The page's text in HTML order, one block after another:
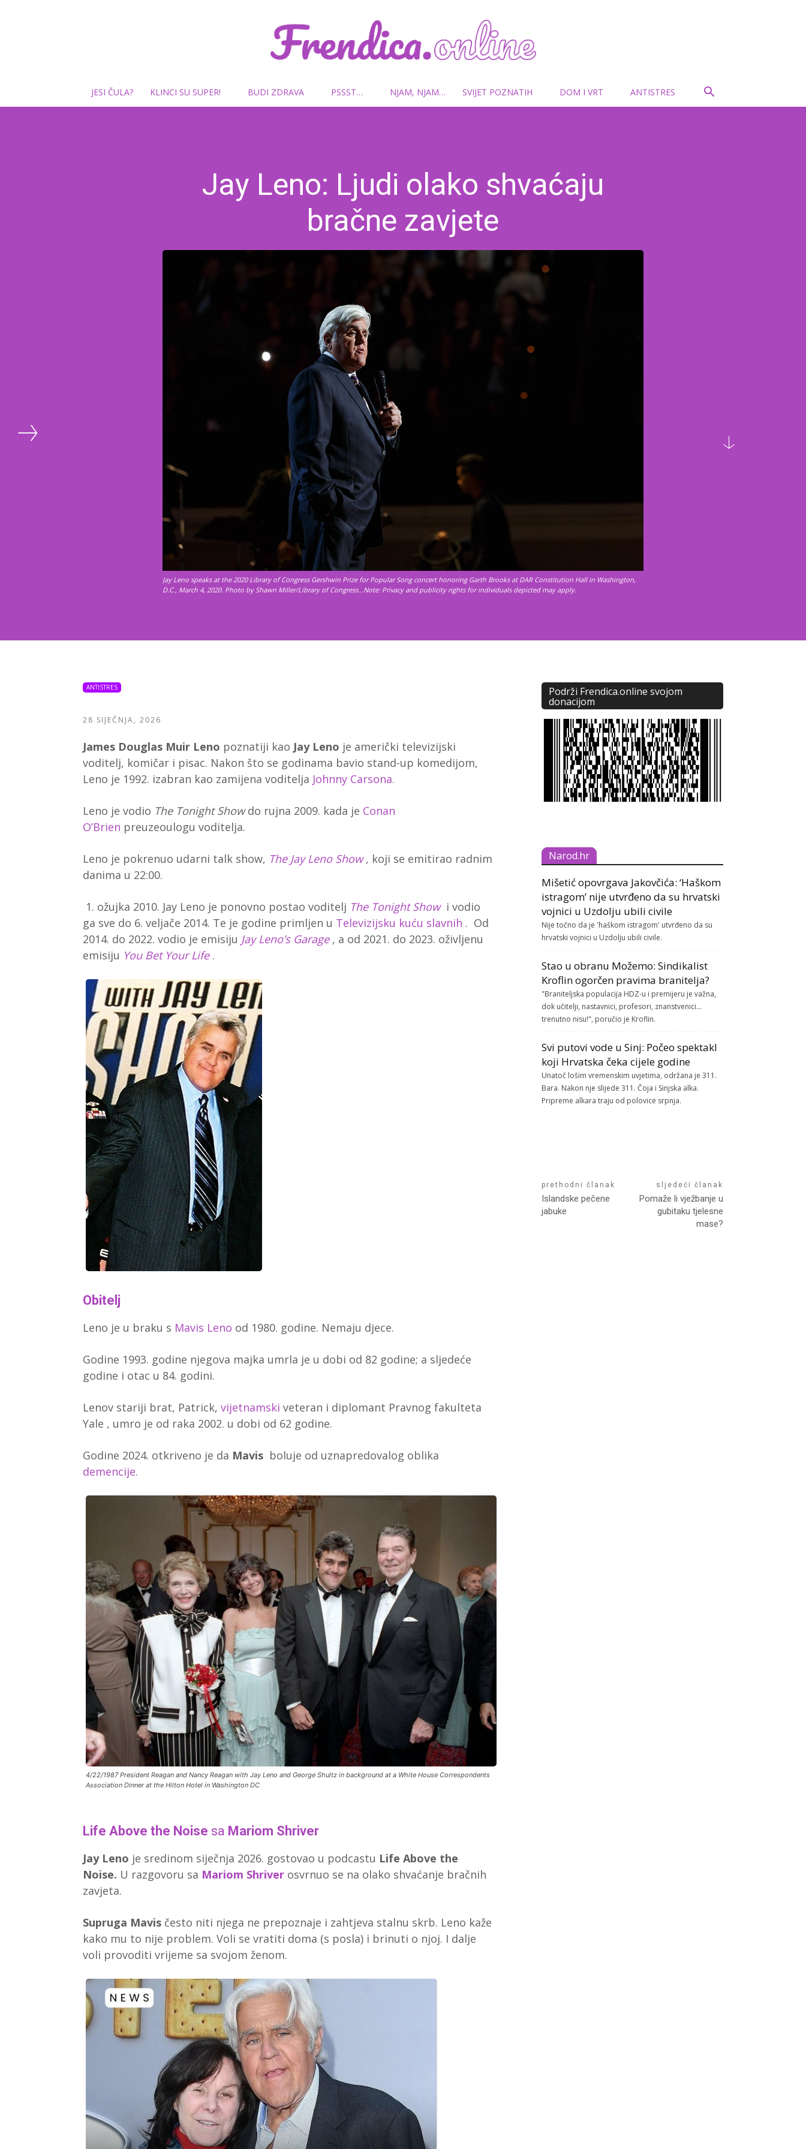
Frendica.online
JESI ČULA? KLINCI SU SUPER! BUDI ZDRAVA PSSST… NJAM, NJAM… SVIJET POZNATIH DOM I VRT ANTISTRES
Jay Leno: Ljudi olako shvaćaju
bračne zavjete
Jay Leno speaks at the 2020 Library of Congress Gershwin Prize for Popular Song concert honoring Garth Brooks at DAR Constitution Hall in Washington,
D.C., March 4, 2020. Photo by Shawn Miller/Library of Congress...Note: Privacy and publicity rights for individuals depicted may apply.
ANTISTRES
28 SIJEČNJA, 2026
James Douglas Muir Leno poznatiji kao Jay Leno je američki televizijski
voditelj, komičar i pisac. Nakon što se godinama bavio stand-up komedijom,
Leno je 1992. izabran kao zamijena voditelja Johnny Carsona.
Leno je vodio The Tonight Showdo rujna 2009. kada je Conan
O’Brien preuzeoulogu voditelja.
Leno je pokrenuo udarni talk show, The Jay Leno Show, koji se emitirao radnim
danima u 22:00.
1. ožujka 2010. Jay Leno je ponovno postao voditelj The Tonight Showi vodio
ga sve do 6. veljače 2014. Te je godine primljen u Televizijsku kuću slavnih . Od
2014. do 2022. vodio je emisiju Jay Leno’s Garage, a od 2021. do 2023. oživljenu
emisiju You Bet Your Life.
Obitelj
Leno je u braku s Mavis Leno od 1980. godine. Nemaju djece.
Godine 1993. godine njegova majka umrla je u dobi od 82 godine; a sljedeće
godine i otac u 84. godini.
Lenov stariji brat, Patrick, vijetnamski veteran i diplomant Pravnog fakulteta
Yale , umro je od raka 2002. u dobi od 62 godine.
Godine 2024. otkriveno je da Mavis boluje od uznapredovalog oblika
demencije.
4/22/1987 President Reagan and Nancy Reagan with Jay Leno and George Shultz in background at a White House Correspondents
Association Dinner at the Hilton Hotel in Washington DC
Life Above the Noise sa Mariom Shriver
Jay Leno je sredinom siječnja 2026. gostovao u podcastu Life Above the
Noise. U razgovoru sa Mariom Shriver osvrnuo se na olako shvaćanje bračnih
zavjeta.
Supruga Mavis često niti njega ne prepoznaje i zahtjeva stalnu skrb. Leno kaže
kako mu to nije problem. Voli se vratiti doma (s posla) i brinuti o njoj. I dalje
voli provoditi vrijeme sa svojom ženom.
Podrži Frendica.online svojom
donacijom
Narod.hr
Mišetić opovrgava Jakovčića: ‘Haškom
istragom’ nije utvrđeno da su hrvatski
vojnici u Uzdolju ubili civile
Nije točno da je 'haškom istragom' utvrđeno da su
hrvatski vojnici u Uzdolju ubili civile.
Stao u obranu Možemo: Sindikalist
Kroflin ogorčen pravima branitelja?
"Braniteljska populacija HDZ-u i premijeru je važna,
dok učitelji, nastavnici, profesori, znanstvenici...
trenutno nisu!", poručio je Kroflin.
Svi putovi vode u Sinj: Počeo spektakl
koji Hrvatska čeka cijele godine
Unatoč lošim vremenskim uvjetima, održana je 311.
Bara. Nakon nje slijede 311. Čoja i Sinjska alka.
Pripreme alkara traju od polovice srpnja.
prethodni članak
Islandske pečene
jabuke
sljedeći članak
Pomaže li vježbanje u
gubitaku tjelesne
mase?